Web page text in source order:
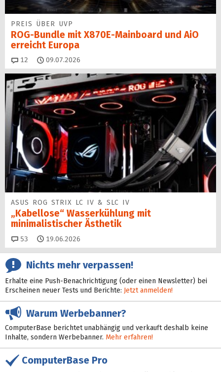
PREIS ÜBER UVP
ROG-Bundle mit X870E-Mainboard und AiO
erreicht Europa
12 Kommentare
09.07.2026
ASUS ROG STRIX LC IV & SLC IV
„Kabellose“ Wasserkühlung mit
minimalistischer Ästhetik
53 Kommentare
19.06.2026
Nichts mehr verpassen!
Erhalte eine Push-Benachrichtigung (oder einen Newsletter) bei
Erscheinen neuer Tests und Berichte: Jetzt anmelden!
Warum Werbebanner?
ComputerBase berichtet unabhängig und verkauft deshalb keine
Inhalte, sondern Werbebanner. Mehr erfahren!
ComputerBase Pro